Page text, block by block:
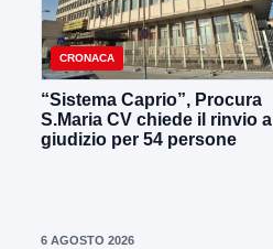
CRONACA
“Sistema Caprio”, Procura
S.Maria CV chiede il rinvio a
giudizio per 54 persone
6 AGOSTO 2026